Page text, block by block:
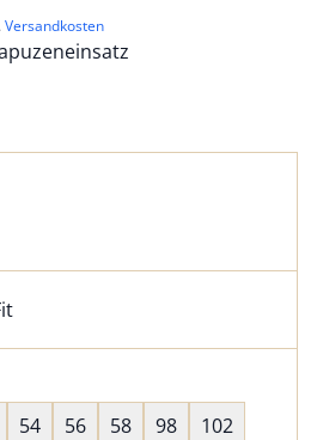
Versandkosten
Passform Regular Fit. für
54 56 58 98
102